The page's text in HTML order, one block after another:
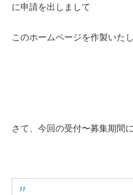
に申請を出しまして
このホームページを作製いた
さて、今回の受付〜募集期間